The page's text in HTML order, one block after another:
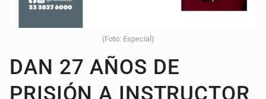
(Foto: Especial)
DAN 27 AÑOS DE
PRISIÓN A INSTRUCTOR